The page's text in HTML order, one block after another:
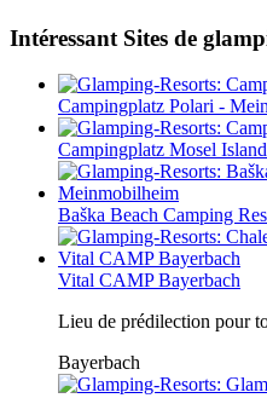
Intéressant Sites de
Campingplatz Polari -
Campingplatz Mosel
Baška Beach Camping
Vital CAMP Bayerbach
Lieu de prédilection pour
Bayerbach